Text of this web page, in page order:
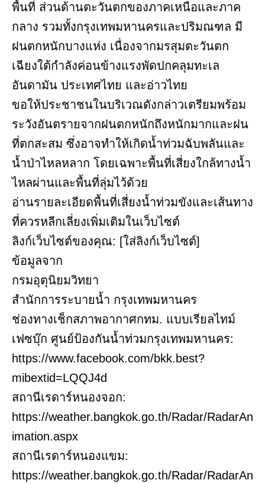
พื้นที่ ส่วนด้านตะวันตกของภาคเหนือและภาค
กลาง รวมทั้งกรุงเทพมหานครและปริมณฑล มี
ฝนตกหนักบางแห่ง เนื่องจากมรสุมตะวันตก
เฉียงใต้กำลังค่อนข้างแรงพัดปกคลุมทะเล
อันดามัน ประเทศไทย และอ่าวไทย
ขอให้ประชาชนในบริเวณดังกล่าวเตรียมพร้อม
ระวังอันตรายจากฝนตกหนักถึงหนักมากและฝน
ที่ตกสะสม ซึ่งอาจทำให้เกิดน้ำท่วมฉับพลันและ
น้ำป่าไหลหลาก โดยเฉพาะพื้นที่เสี่ยงใกล้ทางน้ำ
ไหลผ่านและพื้นที่ลุ่มไว้ด้วย
อ่านรายละเอียดพื้นที่เสี่ยงน้ำท่วมขังและเส้นทาง
ที่ควรหลีกเลี่ยงเพิ่มเติมในเว็บไซต์
ลิงก์เว็บไซต์ของคุณ: [ใส่ลิงก์เว็บไซต์]
ข้อมูลจาก
กรมอุตุนิยมวิทยา
สำนักการระบายน้ำ กรุงเทพมหานคร
ช่องทางเช็กสภาพอากาศกทม. แบบเรียลไทม์
เฟซบุ๊ก ศูนย์ป้องกันน้ำท่วมกรุงเทพมหานคร:
https://www.facebook.com/bkk.best?
mibextid=LQQJ4d
สถานีเรดาร์หนองจอก:
https://weather.bangkok.go.th/Radar/RadarAn
imation.aspx
สถานีเรดาร์หนองแขม:
https://weather.bangkok.go.th/Radar/RadarAn